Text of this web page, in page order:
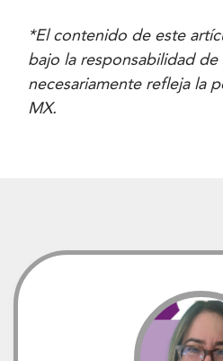
*El contenido de este
bajo la responsabilidad
necesariamente refleja la
MX.